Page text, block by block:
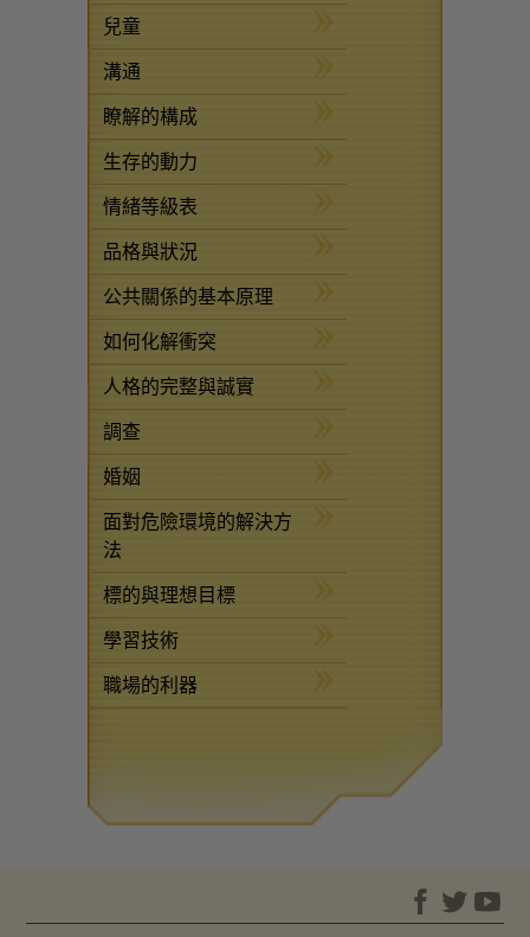
兒童
溝通
瞭解的構成
生存的動力
情緒等級表
品格與狀況
公共關係的基本原理
如何化解衝突
人格的完整與誠實
調查
婚姻
面對危險環境的解決方
法
標的與理想目標
學習技術
職場的利器